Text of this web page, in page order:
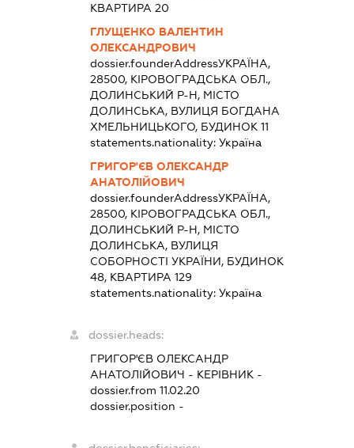
КВАРТИРА 20
ГЛУЩЕНКО ВАЛЕНТИН
ОЛЕКСАНДРОВИЧ
dossier.founderAddressУКРАЇНА,
28500, КІРОВОГРАДСЬКА ОБЛ.,
ДОЛИНСЬКИЙ Р-Н, МІСТО
ДОЛИНСЬКА, ВУЛИЦЯ БОГДАНА
ХМЕЛЬНИЦЬКОГО, БУДИНОК 11
statements.nationality:Україна
ГРИГОР'ЄВ ОЛЕКСАНДР
АНАТОЛІЙОВИЧ
dossier.founderAddressУКРАЇНА,
28500, КІРОВОГРАДСЬКА ОБЛ.,
ДОЛИНСЬКИЙ Р-Н, МІСТО
ДОЛИНСЬКА, ВУЛИЦЯ
СОБОРНОСТІ УКРАЇНИ, БУДИНОК
48, КВАРТИРА 129
statements.nationality:Україна
dossier.heads:
ГРИГОР'ЄВ ОЛЕКСАНДР
АНАТОЛІЙОВИЧ - КЕРІВНИК -
dossier.from 11.02.20
dossier.position -